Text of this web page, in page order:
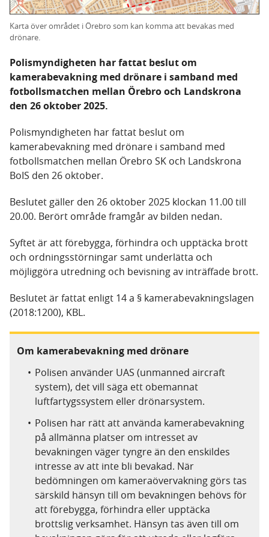
Karta över området i Örebro som kan komma att bevakas med
drönare.
Polismyndigheten har fattat beslut om
kamerabevakning med drönare i samband med
fotbollsmatchen mellan Örebro och Landskrona
den 26 oktober 2025.
Polismyndigheten har fattat beslut om
kamerabevakning med drönare i samband med
fotbollsmatchen mellan Örebro SK och Landskrona
BoIS den 26 oktober.
Beslutet gäller den 26 oktober 2025 klockan 11.00 till
20.00. Berört område framgår av bilden nedan.
Syftet är att förebygga, förhindra och upptäcka brott
och ordningsstörningar samt underlätta och
möjliggöra utredning och bevisning av inträffade brott.
Beslutet är fattat enligt 14 a § kamerabevakningslagen
(2018:1200), KBL.
Om kamerabevakning med drönare
Polisen använder UAS (unmanned aircraft
system), det vill säga ett obemannat
luftfartygssystem eller drönarsystem.
Polisen har rätt att använda kamerabevakning
på allmänna platser om intresset av
bevakningen väger tyngre än den enskildes
intresse av att inte bli bevakad. När
bedömningen om kameraövervakning görs tas
särskild hänsyn till om bevakningen behövs för
att förebygga, förhindra eller upptäcka
brottslig verksamhet. Hänsyn tas även till om